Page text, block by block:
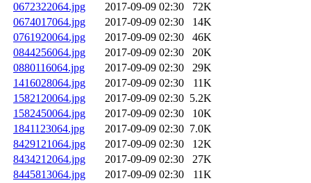
0672322064.jpg
2017-09-09 02:30
72K
0674017064.jpg
2017-09-09 02:30
14K
0761920064.jpg
2017-09-09 02:30
46K
0844256064.jpg
2017-09-09 02:30
20K
0880116064.jpg
2017-09-09 02:30
29K
1416028064.jpg
2017-09-09 02:30
11K
1582120064.jpg
2017-09-09 02:30 5.2K
1582450064.jpg
2017-09-09 02:30
10K
1841123064.jpg
2017-09-09 02:30 7.0K
8429121064.jpg
2017-09-09 02:30
12K
8434212064.jpg
2017-09-09 02:30
27K
8445813064.jpg
2017-09-09 02:30
11K